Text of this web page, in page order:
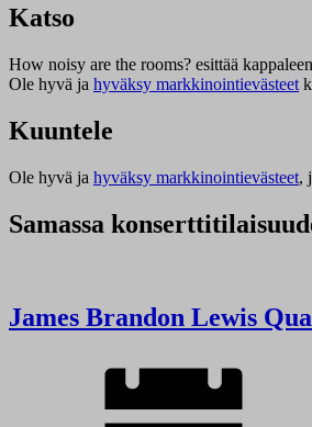
Katso
How noisy are the rooms? esittää
Ole hyvä ja hyväksy markkinointievästeet
Kuuntele
Ole hyvä ja hyväksy markkinointievästeet,
Samassa
James Brandon Lewis